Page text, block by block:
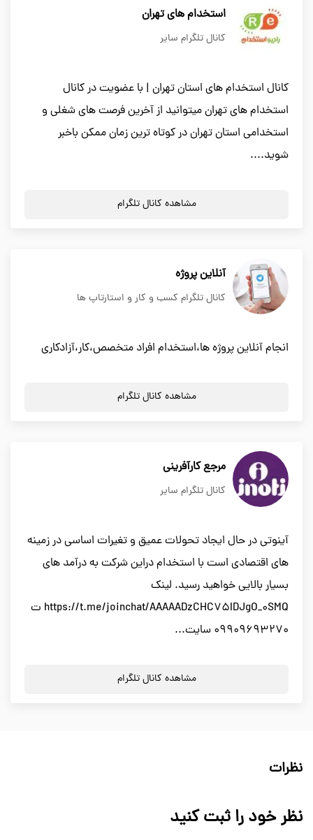
استخدام های تهران
کانال تلگرام سایر
کانال استخدام های استان تهران | با عضویت در کانال
استخدام های تهران میتوانید از آخرین فرصت های شغلی و
استخدامی استان تهران در کوتاه ترین زمان ممکن باخبر
شوید....
مشاهده کانال تلگرام
آنلاين پروژه
کانال تلگرام کسب و کار و استارتاپ ها
انجام آنلاين پروژه ها،استخدام افراد متخصص،كار،آزادكاري
مشاهده کانال تلگرام
مرجع کارآفرینی
کانال تلگرام سایر
آینوتی در حال ایجاد تحولات عمیق و تغیرات اساسی در زمینه
های اقتصادی است با استخدام دراین شرکت به درآمد های
بسیار بالایی خواهید رسید. لینک
https://t.me/joinchat/AAAAADzCHC75IDJgO_0SMQ ت
09909693270 سایت...
مشاهده کانال تلگرام
نظرات
نظر خود را ثبت کنید